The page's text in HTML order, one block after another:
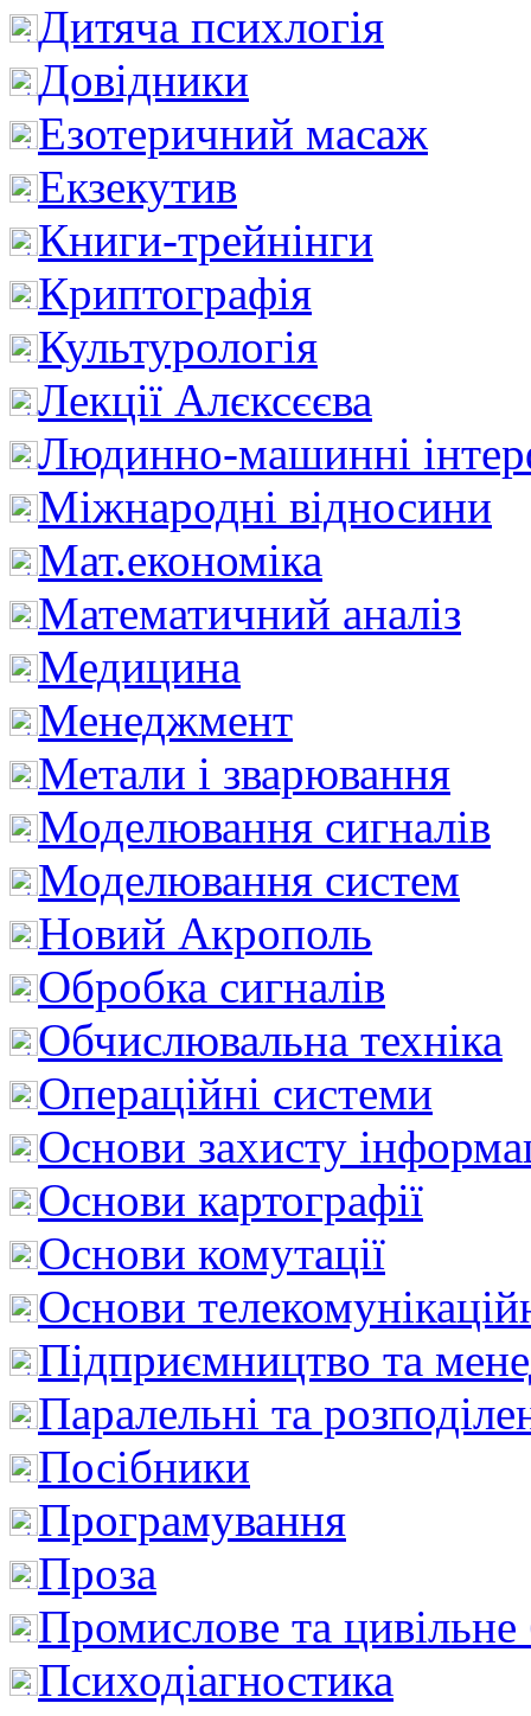
Дитяча психлогія
Довідники
Езотеричний масаж
Екзекутив
Книги-трейнінги
Криптографія
Культурологія
Лекції Алєксєєва
Людинно-машинні
Міжнародні відносини
Мат.економіка
Математичний аналіз
Медицина
Менеджмент
Метали і зварювання
Моделювання сигналів
Моделювання систем
Новий Акрополь
Обробка сигналів
Обчислювальна техніка
Операційні системи
Основи захисту
Основи картографії
Основи комутації
Основи
Підприємництво та
Паралельні та
Посібники
Програмування
Проза
Промислове та цивільне
Психодіагностика